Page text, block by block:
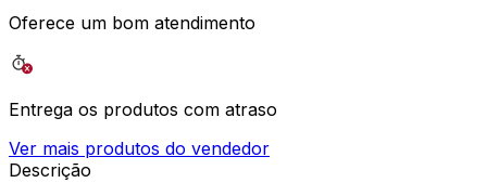
Oferece um bom atendimento
Entrega os produtos com atraso
Ver mais produtos do vendedor
Descrição